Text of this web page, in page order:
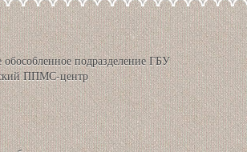
обособленное подразделение ГБУ
ППМС-центр